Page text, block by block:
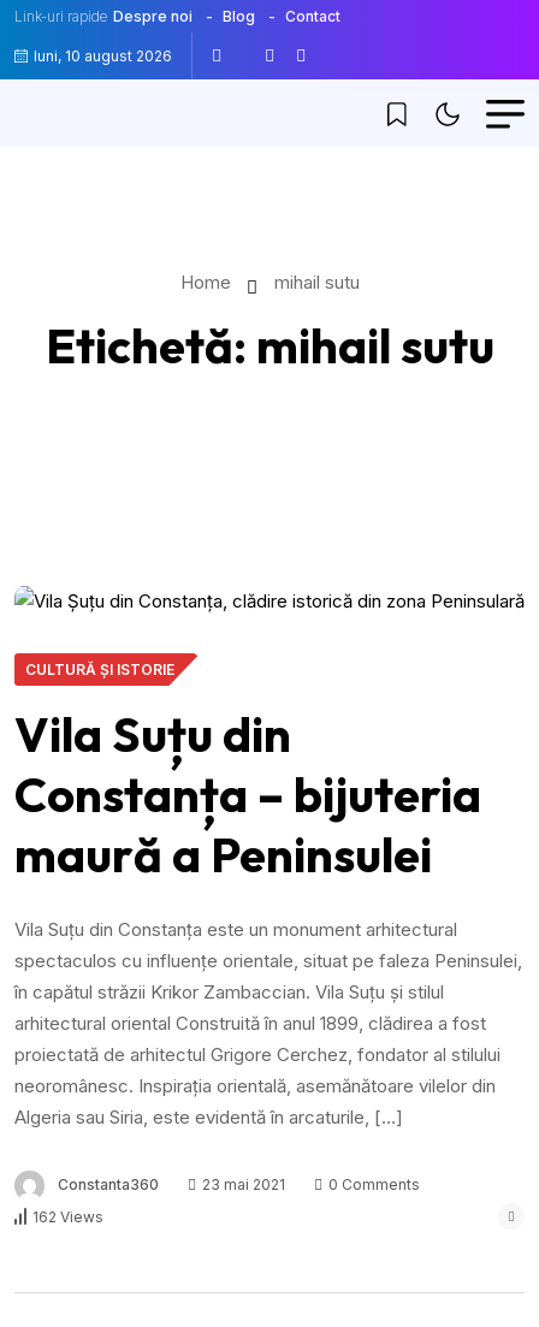
Link-uri rapide Despre noi Blog Contact
luni, 10 august 2026
Home mihail sutu
Etichetă: mihail sutu
CULTURĂ ȘI ISTORIE
Vila Suțu din
Constanța – bijuteria
maură a Peninsulei
Vila Suțu din Constanța este un monument arhitectural
spectaculos cu influențe orientale, situat pe faleza Peninsulei,
în capătul străzii Krikor Zambaccian. Vila Suțu și stilul
arhitectural oriental Construită în anul 1899, clădirea a fost
proiectată de arhitectul Grigore Cerchez, fondator al stilului
neoromânesc. Inspirația orientală, asemănătoare vilelor din
Algeria sau Siria, este evidentă în arcaturile, […]
Constanta360 23 mai 2021
0 Comments
162 Views